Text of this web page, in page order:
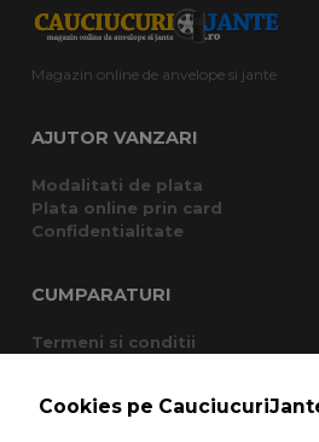
Cookies pe
Magazin online de anvelope si jante
AJUTOR VANZARI
Modalitati de plata
Plata online prin card
Confidentialitate
CUMPARATURI
Termeni si conditii
Mod de livrare